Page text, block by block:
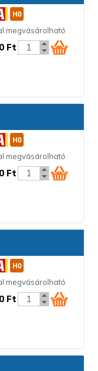
megvásárolható
Ft
megvásárolható
Ft
megvásárolható
Ft